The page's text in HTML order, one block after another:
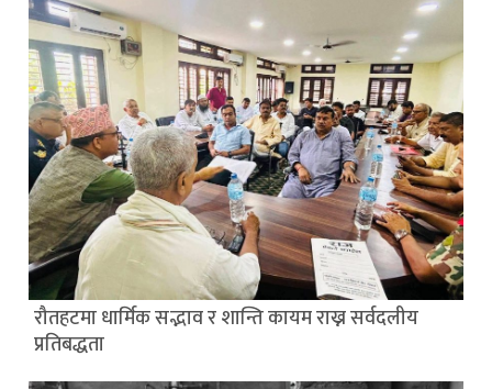
रौतहटमा धार्मिक सद्भाव र शान्ति कायम राख्न सर्वदलीय
प्रतिबद्धता